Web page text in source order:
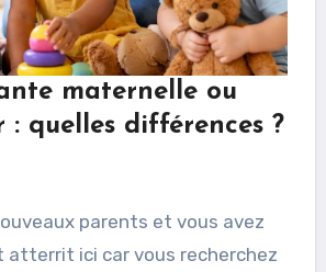
maternelle ou
: quelles différences ?
parents et vous avez
atterrit ici car vous recherchez